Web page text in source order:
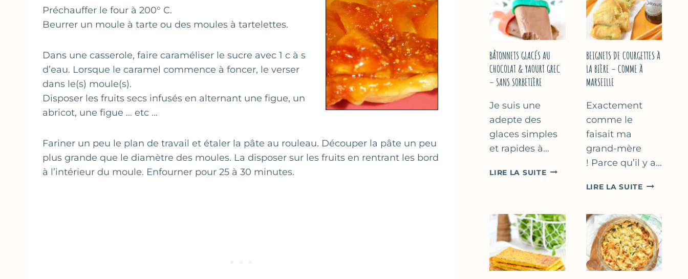
Préchauffer le four à 200° C.
Beurrer un moule à tarte ou des moules à tartelettes.
Dans une casserole, faire caraméliser le sucre avec 1 c à s
d’eau. Lorsque le caramel commence à foncer, le verser
dans le(s) moule(s).
Disposer les fruits secs infusés en alternant une figue, un
abricot, une figue … etc …
Fariner un peu le plan de travail et étaler la pâte au rouleau. Découper la pâte un peu
plus grande que le diamètre des moules. La disposer sur les fruits en rentrant les bord
à l’intérieur du moule. Enfourner pour 25 à 30 minutes.
D’ORANGER
CITRON
&
BASILIC
BÂTONNETS GLACÉS AU
CHOCOLAT & YAOURT GREC
– SANS SORBETIÈRE
Je suis une
adepte des
glaces simples
et rapides à…
LIRE LA SUITEBÂTONNETS
&
YAOURT
GREC
–
SANS
BEIGNETS DE COURGETTES À
LA BIÈRE – COMME À
MARSEILLE
Exactement
comme le
faisait ma
grand-mère
! Parce qu’il y a…
LIRE LA SUITEBEIGNETS
À
LA
BIÈRE
–
COMME